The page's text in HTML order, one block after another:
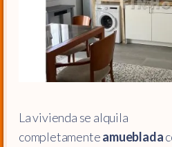
La vivienda se alquila
completamenteamueblada